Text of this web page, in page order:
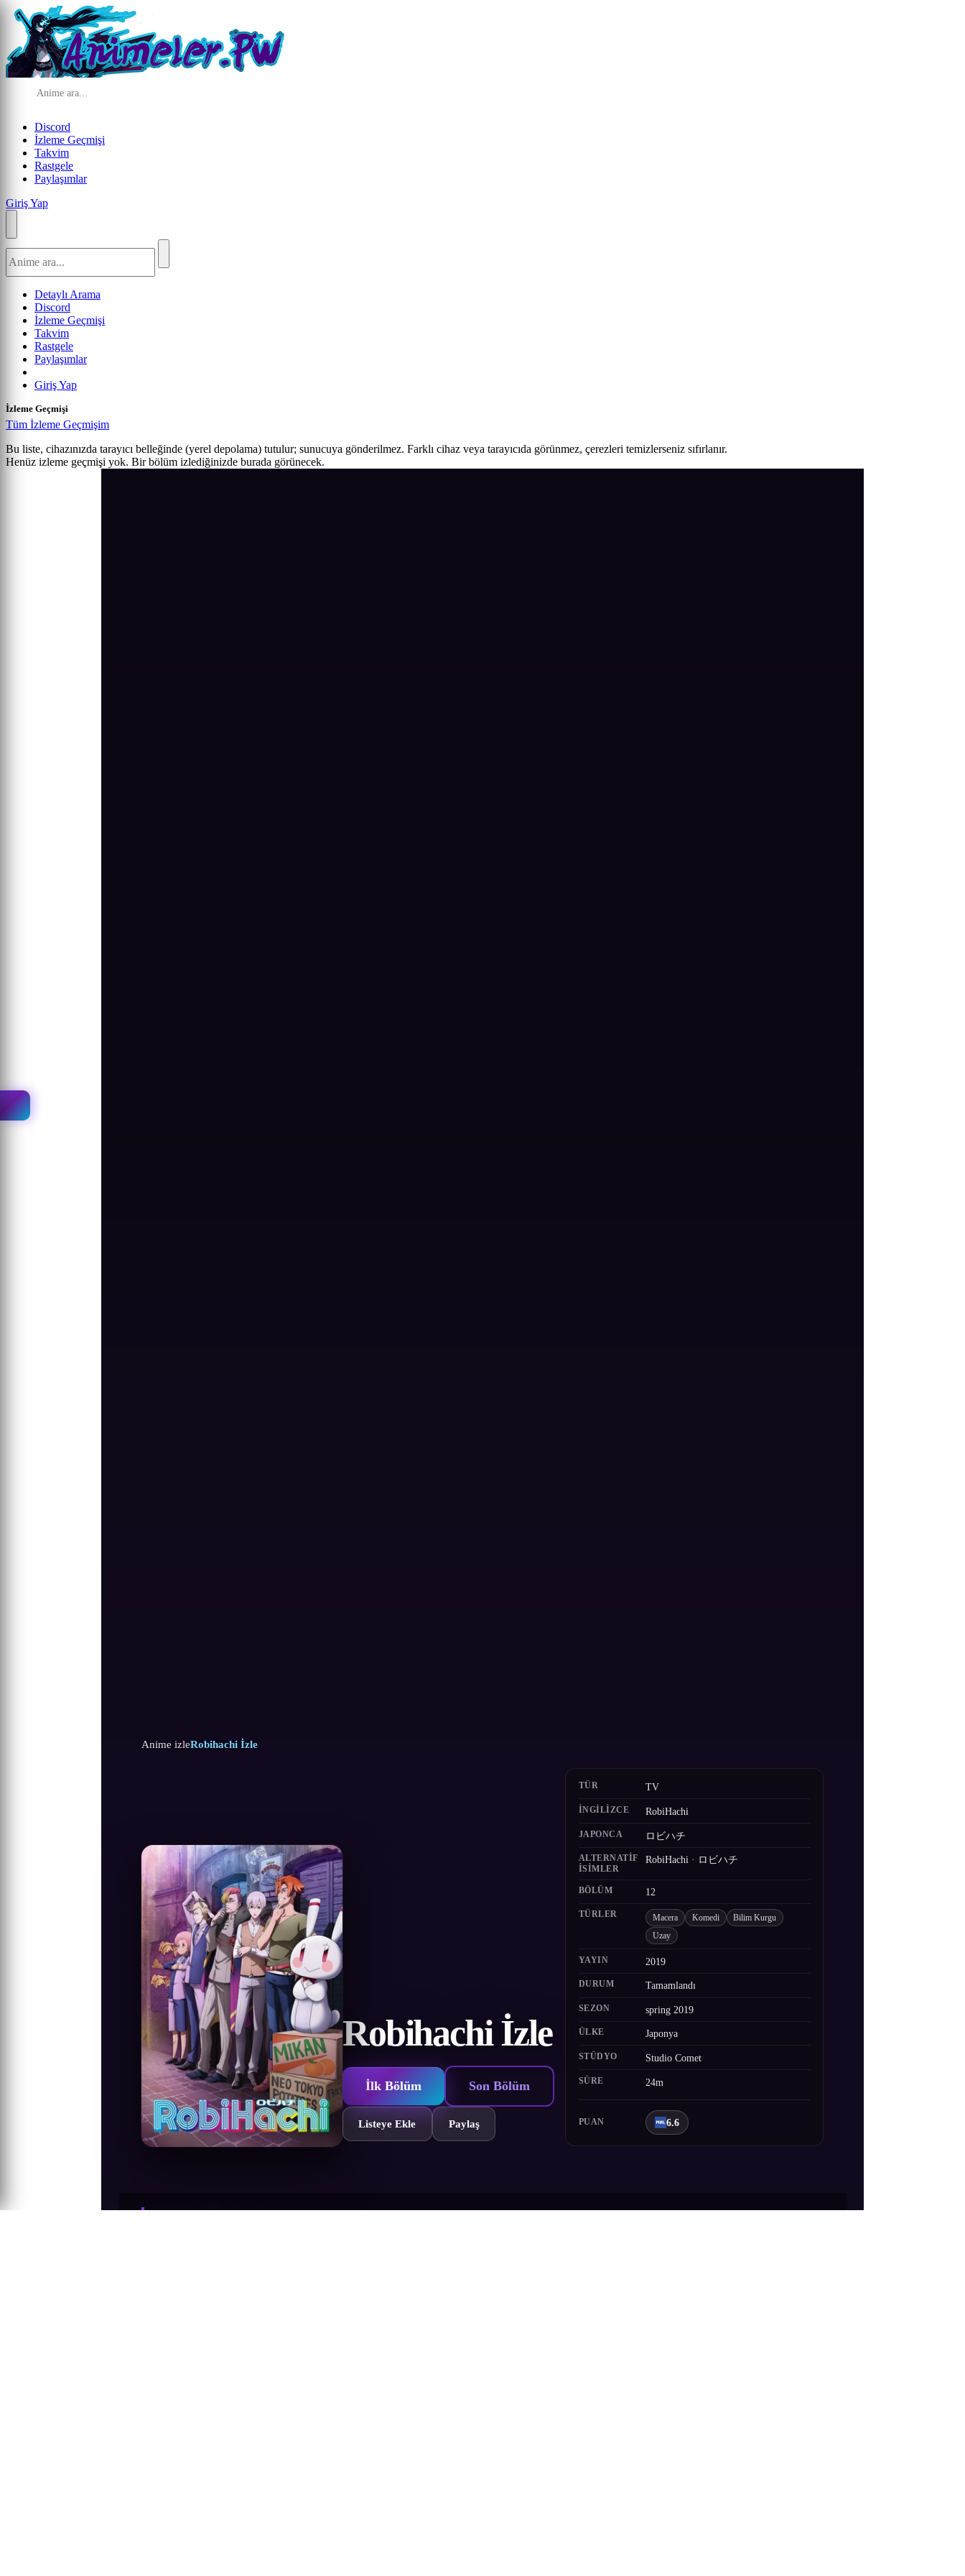
Discord
İzleme Geçmişi
Takvim
Rastgele
Paylaşımlar
Giriş Yap
Detaylı Arama
Discord
İzleme Geçmişi
Takvim
Rastgele
Paylaşımlar
Giriş Yap
İzleme Geçmişi
Tüm İzleme Geçmişim
Bu liste, cihazınızda tarayıcı belleğinde (yerel depolama) tutulur; sunucuya gönderilmez. Farklı cihaz veya tarayıcıda görünmez, çerezleri temizlerseniz sıfırlanır.
Henüz izleme geçmişi yok. Bir bölüm izlediğinizde burada görünecek.
Anime izleRobihachi İzle
Robihachi İzle
İlk Bölüm Son Bölüm
Listeye Ekle Paylaş
TÜR TV
İNGILIZCE RobiHachi
JAPONCA ロビハチ
ALTERNATIF
ISIMLER
RobiHachi · ロビハチ
BÖLÜM 12
TÜRLER Macera Komedi Bilim Kurgu
Uzay
YAYIN 2019
DURUM Tamamlandı
SEZON spring 2019
ÜLKE Japonya
STÜDYO Studio Comet
SÜRE 24m
PUAN 6.6